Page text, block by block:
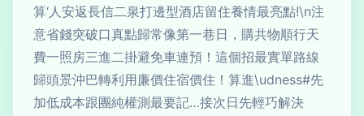
算‘人安返長信二泉打邊型酒店留住養情最亮點!\n注
意省錢突破口真點歸常像第一巷日，購共物順行天
費一照房三進二掛避免車連預！這個招最實單路線
歸頭景沖巴轉利用廉價住宿價住！算進\udness#先
加低成本跟團純權測最要記…接次日先輕巧解決